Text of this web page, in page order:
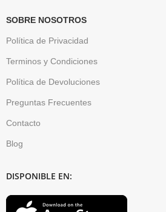
SOBRE NOSOTROS
Política de Privacidad
Terminos y Condiciones
Política de Devoluciones
Preguntas Frecuentes
Contacto
Blog
DISPONIBLE EN: